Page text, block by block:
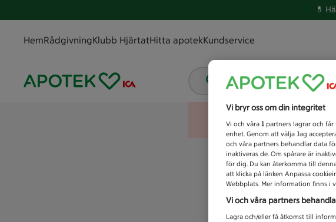
💊
HemRådgivningKlubb HjärtatHitta apotekKundservice
Vad letar du efter idag?
Vi bryr oss om din integritet
Vi och våra 1 partners lagrar och
enhet. Genom att välja Jag
och våra partners behandlar data
inaktiveras de. Om spårare är
för dig. Du kan återkomma till
att klicka på länken Anpassa
Webbplats. Mer information finns i
Vi och våra partners
Lagra och/eller få åtkomst till